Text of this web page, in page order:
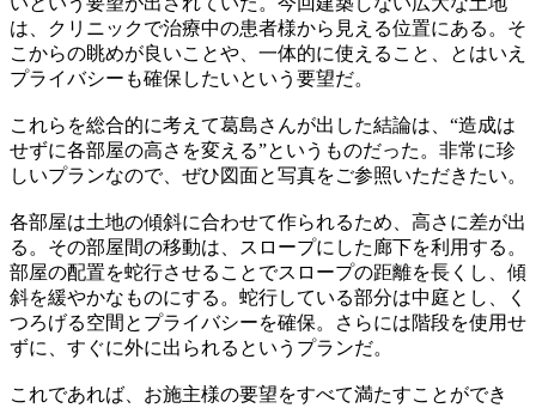
は、クリニックで治療中の患者様から見える位置にある。そ
こからの眺めが良いことや、一体的に使えること、とはいえ
プライバシーも確保したいという要望だ。
これらを総合的に考えて葛島さんが出した結論は、“造成は
せずに各部屋の高さを変える”というものだった。非常に珍
しいプランなので、ぜひ図面と写真をご参照いただきたい。
各部屋は土地の傾斜に合わせて作られるため、高さに差が出
る。その部屋間の移動は、スロープにした廊下を利用する。
部屋の配置を蛇行させることでスロープの距離を長くし、傾
斜を緩やかなものにする。蛇行している部分は中庭とし、く
つろげる空間とプライバシーを確保。さらには階段を使用せ
ずに、すぐに外に出られるというプランだ。
これであれば、お施主様の要望をすべて満たすことができ